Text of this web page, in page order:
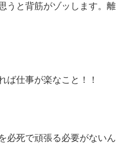
うと背筋がゾッします。離
ば仕事が楽なこと！！
必死で頑張る必要がないん